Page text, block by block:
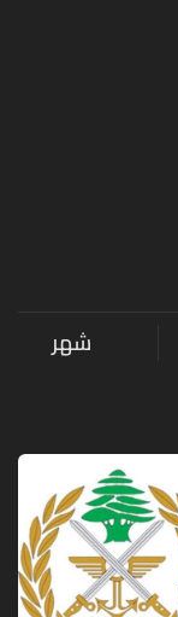
شهر